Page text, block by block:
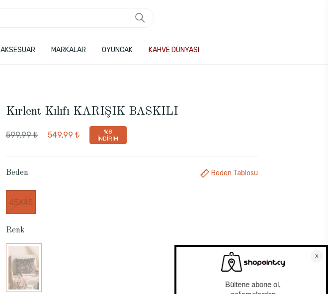
AKSESUAR MARKALAR OYUNCAK KAHVE DÜNYASI
Kırlent Kılıfı KARIŞIK BASKILI
599,99 ₺ 549,99 ₺
%8
İNDİRİM
Beden Beden Tablosu
45X45
Renk